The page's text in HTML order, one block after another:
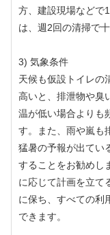
方、建設現場などで
は、週2回の清掃で
3) 気象条件
天候も仮設トイレの
高いと、排泄物や臭
温が低い場合よりも
す。また、雨や嵐も
猛暑の予報が出てい
することをお勧めし
に応じて計画を立て
に保ち、すべての利
できます。